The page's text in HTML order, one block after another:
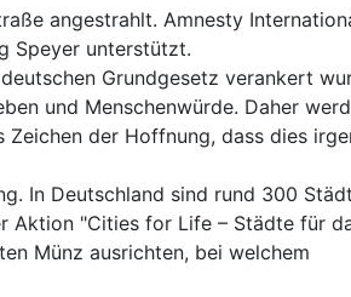
angestrahlt. Amnesty
Speyer unterstützt.
Grundgesetz verankert
und Menschenwürde. Daher
der Hoffnung, dass dies
In Deutschland sind rund 300
Aktion "Cities for Life – Städte für
Münz ausrichten, bei welchem